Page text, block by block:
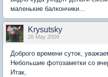
маленькие балкончики...
Krysutsky
26 May 2009
Доброго времени суток,
Небольшие фотозаметки со
Итак,